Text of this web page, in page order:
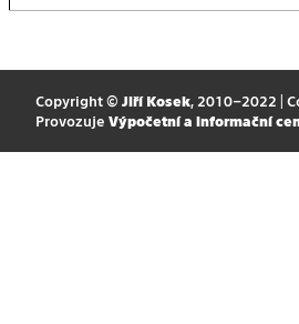
Copyright © Jiří Kosek, 2010–2022 |
Provozuje Výpočetní a informační